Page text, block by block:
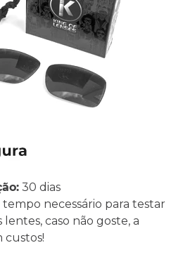
30 dias
necessário para testar
lentes, caso não goste, a
custos!